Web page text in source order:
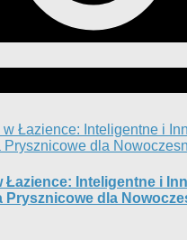
Łazience: Inteligentne i
Prysznicowe dla